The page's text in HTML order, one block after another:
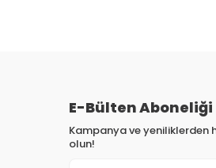
E-Bülten Aboneliği
Kampanya ve
olun!